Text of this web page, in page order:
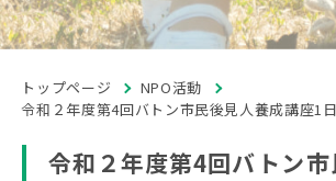
トップページ
NPO活動
令和２年度第4回バトン市民後見人養成講座1
令和２年度第4回バトン